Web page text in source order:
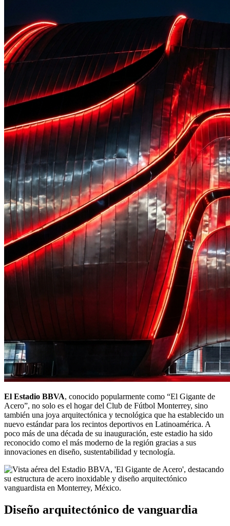
El Estadio BBVA, conocido popularmente como “El Gigante de
Acero”, no solo es el hogar del Club de Fútbol Monterrey, sino
también una joya arquitectónica y tecnológica que ha establecido un
nuevo estándar para los recintos deportivos en Latinoamérica. A
poco más de una década de su inauguración, este estadio ha sido
reconocido como el más moderno de la región gracias a sus
innovaciones en diseño, sustentabilidad y tecnología.
Diseño arquitectónico de vanguardia